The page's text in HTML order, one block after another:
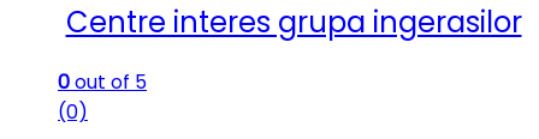
Centre interes grupa ingerasilor
0out of 5
(0)